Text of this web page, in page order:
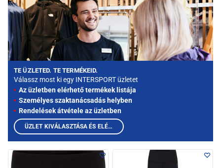
TE ÜZLETED. TE TERMÉKEID.
Válassz most ki egy INTERSPORT üzletet
Az üzletben elérhető termékek listája
Személyes szaktanácsadás helyben
Rendelések átvétele az üzletben
ÜZLET KIVÁLASZTÁSA ÉS ELÉRHETŐ TERMÉKEK MEGTEKINTÉSE